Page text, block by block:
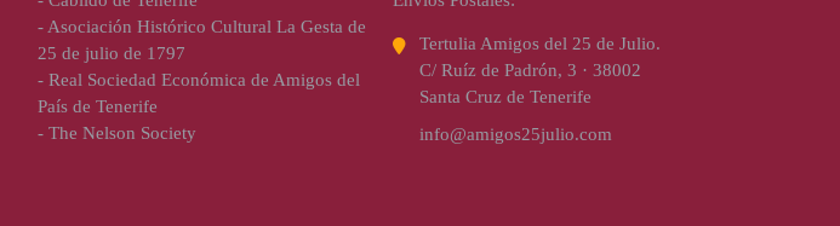
-Asociación Histórico Cultural La Gesta de
25 de julio de 1797
- Real Sociedad Económica de Amigos del
País de Tenerife
- The Nelson Society
Tertulia Amigos del 25 de Julio.
C/ Ruíz de Padrón, 3 · 38002
Santa Cruz de Tenerife
info@amigos25julio.com